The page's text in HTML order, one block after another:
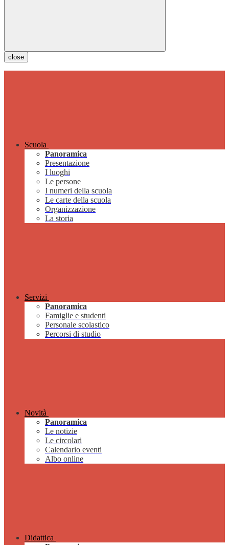
close
Scuola
Panoramica
Presentazione
I luoghi
Le persone
I numeri della scuola
Le carte della scuola
Organizzazione
La storia
Servizi
Panoramica
Famiglie e studenti
Personale scolastico
Percorsi di studio
Novità
Panoramica
Le notizie
Le circolari
Calendario eventi
Albo online
Didattica